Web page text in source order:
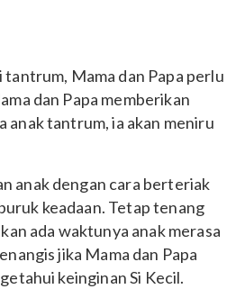
tantrum, Mama dan Papa perlu
dan Papa memberikan
anak tantrum, ia akan meniru
anak dengan cara berteriak
keadaan. Tetap tenang
ada waktunya anak merasa
jika Mama dan Papa
keinginan Si Kecil.